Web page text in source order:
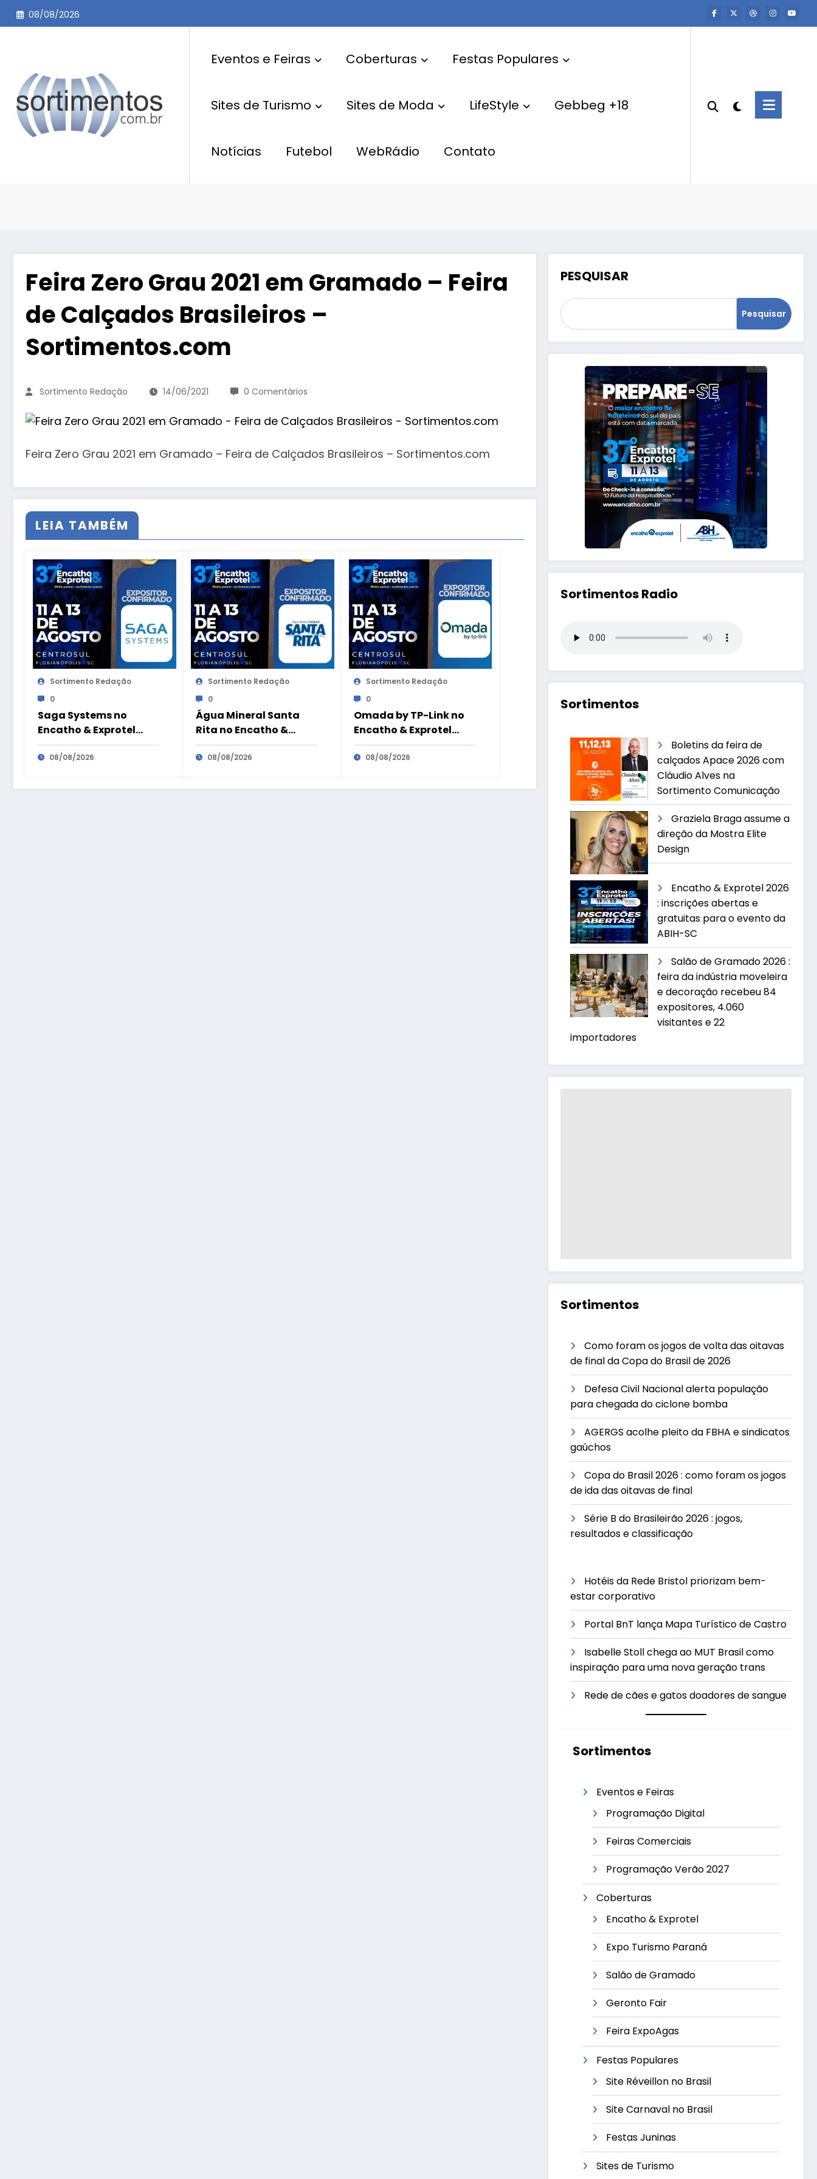
Pular
para
08/08/2026
Eventos e Feiras Coberturas Festas Populares
Sites de Turismo Sites de Moda LifeStyle Gebbeg +18
Notícias Futebol WebRádio Contato
Feira Zero Grau 2021 em Gramado – Feira
de Calçados Brasileiros –
Sortimentos.com
Sortimento Redação 14/06/2021 0 Comentários
Feira Zero Grau 2021 em Gramado – Feira de Calçados Brasileiros – Sortimentos.com
LEIA TAMBÉM
Sortimento Redação
0
Saga Systems no
Encatho & Exprotel
2026
08/08/2026
Sortimento Redação
0
Água Mineral Santa
Rita no Encatho &
Exprotel 2026
08/08/2026
Sortimento Redação
0
Omada by TP-Link no
Encatho & Exprotel
2026
08/08/2026
PESQUISAR
Pesquisar
Sortimentos Radio
Sortimentos
Boletins da feira de
calçados Apace 2026 com
Cláudio Alves na
Sortimento Comunicação
Graziela Braga assume a
direção da Mostra Elite
Design
Encatho & Exprotel 2026
: inscrições abertas e
gratuitas para o evento da
ABIH-SC
Salão de Gramado 2026 :
feira da indústria moveleira
e decoração recebeu 84
expositores, 4.060
visitantes e 22
importadores
Sortimentos
Como foram os jogos de volta das oitavas
de final da Copa do Brasil de 2026
Defesa Civil Nacional alerta população
para chegada do ciclone bomba
AGERGS acolhe pleito da FBHA e sindicatos
gaúchos
Copa do Brasil 2026 : como foram os jogos
de ida das oitavas de final
Série B do Brasileirão 2026 : jogos,
resultados e classificação
Hotéis da Rede Bristol priorizam bem-
estar corporativo
Portal BnT lança Mapa Turístico de Castro
Isabelle Stoll chega ao MUT Brasil como
inspiração para uma nova geração trans
Rede de cães e gatos doadores de sangue
Sortimentos
Eventos e Feiras
Programação Digital
Feiras Comerciais
Programação Verão 2027
Coberturas
Encatho & Exprotel
Expo Turismo Paraná
Salão de Gramado
Geronto Fair
Feira ExpoAgas
Festas Populares
Site Réveillon no Brasil
Site Carnaval no Brasil
Festas Juninas
Sites de Turismo